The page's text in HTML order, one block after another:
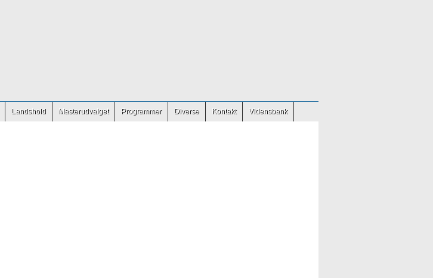
Landshold Masterudvalget Programmer Diverse Kontakt Vidensbank